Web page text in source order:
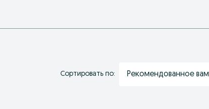
Сортировать по: Рекомендованное вам